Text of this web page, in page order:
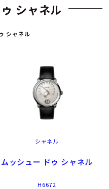
シャネル
シャネル
シャネル
ムッシュー ドゥ シャネル
H6672